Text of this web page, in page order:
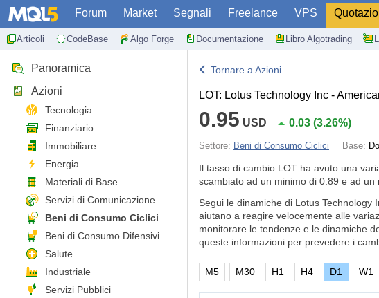
Forum Market Segnali Freelance VPS
Articoli CodeBase Algo Forge Documentazione Libro Algotrading
Panoramica
Azioni
Tecnologia
Finanziario
Immobiliare
Energia
Materiali di Base
Servizi di Comunicazione
Beni di Consumo Ciclici
Beni di Consumo Difensivi
Salute
Industriale
Servizi Pubblici
Tornare a Azioni
LOT: Lotus Technology Inc -
0.95 USD 0.03 (3.26%)
Settore: Beni di Consumo Ciclici Base:
Il tasso di cambio LOT ha avuto una
scambiato ad un minimo di 0.89 e ad un
Segui le dinamiche di Lotus Technology
aiutano a reagire velocemente alle
monitorare le tendenze e le dinamiche
queste informazioni per prevedere i
M5 M30 H1 H4 D1 W1